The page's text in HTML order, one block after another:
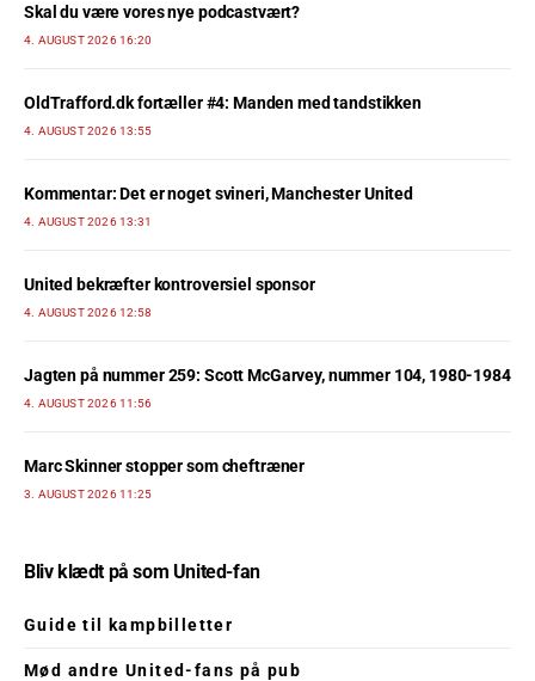
Skal du være vores nye podcastvært?
4. AUGUST 2026 16:20
OldTrafford.dk fortæller #4: Manden med tandstikken
4. AUGUST 2026 13:55
Kommentar: Det er noget svineri, Manchester United
4. AUGUST 2026 13:31
United bekræfter kontroversiel sponsor
4. AUGUST 2026 12:58
Jagten på nummer 259: Scott McGarvey, nummer 104, 1980-1984
4. AUGUST 2026 11:56
Marc Skinner stopper som cheftræner
3. AUGUST 2026 11:25
Bliv klædt på som United-fan
Guide til kampbilletter
Mød andre United-fans på pub